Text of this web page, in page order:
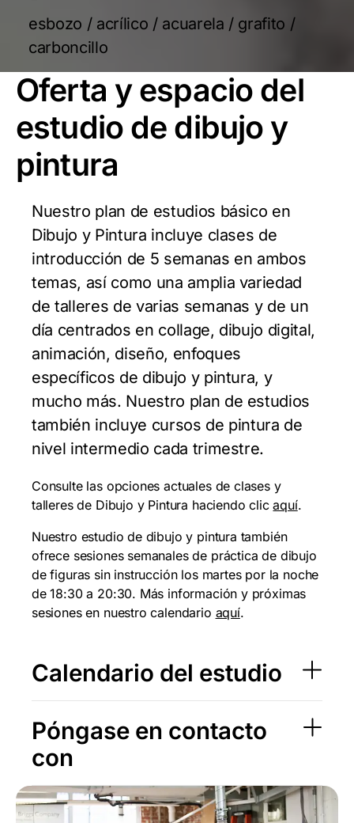
esbozo / acrílico / acuarela / grafito /
carboncillo
Oferta y espacio del
estudio de dibujo y
pintura
Nuestro plan de estudios básico en
Dibujo y Pintura incluye clases de
introducción de 5 semanas en ambos
temas, así como una amplia variedad
de talleres de varias semanas y de un
día centrados en collage, dibujo digital,
animación, diseño, enfoques
específicos de dibujo y pintura, y
mucho más. Nuestro plan de estudios
también incluye cursos de pintura de
nivel intermedio cada trimestre.
Consulte las opciones actuales de clases y
talleres de Dibujo y Pintura haciendo clicaquí.
Nuestro estudio de dibujo y pintura también
ofrece sesiones semanales de práctica de dibujo
de figuras sin instrucción los martes por la noche
de 18:30 a 20:30. Más información y próximas
sesiones en nuestro calendario aquí.
Calendario del estudio
Póngase en contacto
con